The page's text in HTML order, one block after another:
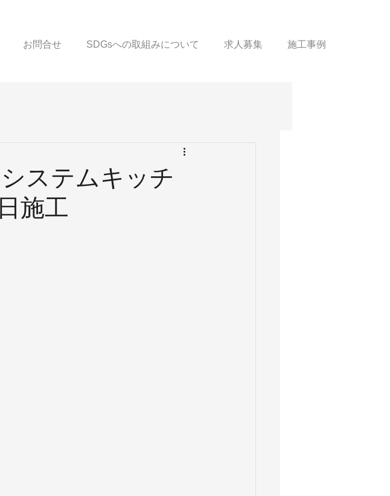
お問合せ SDGsへの取組みについて 求人募集 施工事例
ステムキッチ
施工